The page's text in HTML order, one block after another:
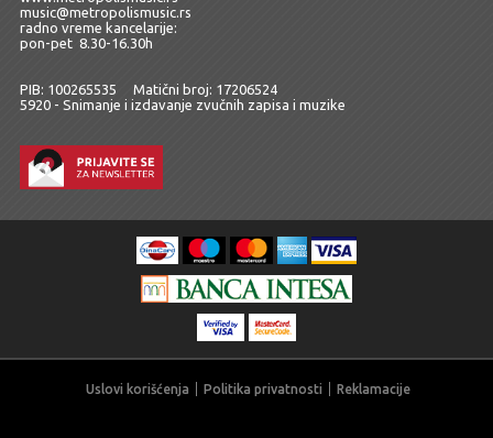
music@metropolismusic.rs
radno vreme kancelarije:
pon-pet 8.30-16.30h
PIB: 100265535 Matični broj: 17206524
5920 - Snimanje i izdavanje zvučnih zapisa i muzike
Uslovi korišćenja Politika privatnosti Reklamacije